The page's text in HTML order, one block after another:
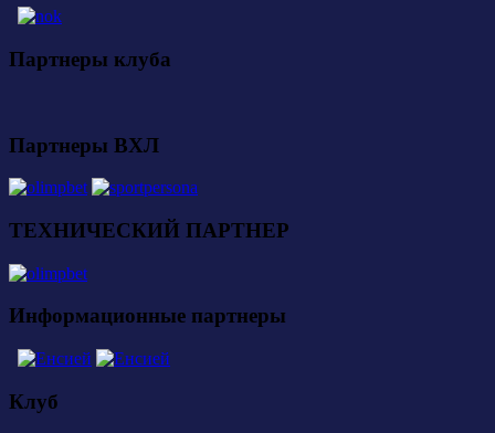
Партнеры клуба
Партнеры ВХЛ
ТЕХНИЧЕСКИЙ ПАРТНЕР
Информационные партнеры
Клуб